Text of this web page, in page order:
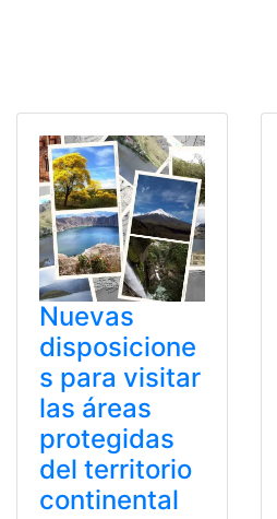
Nuevas
disposicione
s para visitar
las áreas
protegidas
del territorio
continental